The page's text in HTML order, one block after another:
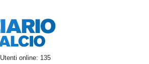
Utenti online: 135